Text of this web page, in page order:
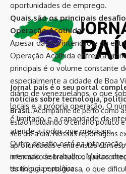
oportunidades de emprego.
Quais são os principais
Operação Acolhida?
Apesar da boa intenção e da
Operação Acolhida enfrenta
principais é o volume constante
especialmente a cidade de Boa
diário de venezuelanos, o que
locais e a própria operação. O
é limitado, e a capacidade de
atende a todos que precisam.
Outro desafio está na integração
mercado de trabalho. Muitos
da língua portuguesa, o que
Campos Neto Crítica
Mercado à Política
Última atualização 24/09/2024 14:40
Diego Velázquez Publicado 24/09/